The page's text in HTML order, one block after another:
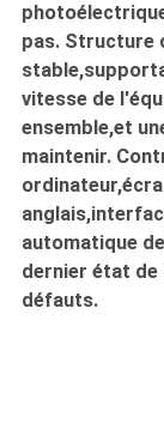
pas. Structure
vitesse de
ensemble,et
maintenir.
automatique
dernier état
défauts.